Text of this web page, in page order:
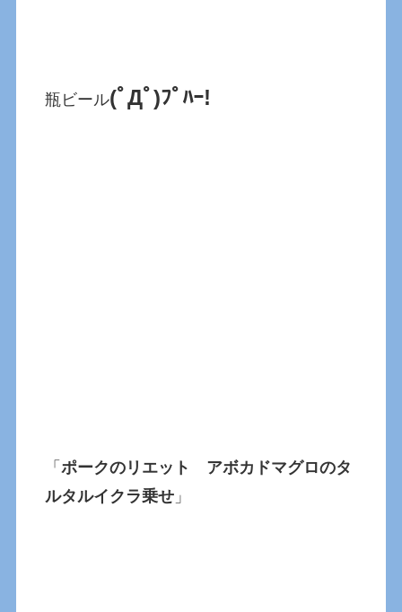
瓶ビール(ﾟДﾟ)ﾌﾟﾊｰ!
「ポークのリエット アボカドマグロのタ
ルタルイクラ乗せ 」